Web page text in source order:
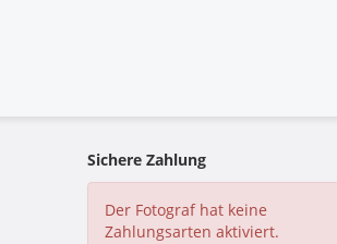
Sichere Zahlung
Der Fotograf hat keine
Zahlungsarten aktiviert.